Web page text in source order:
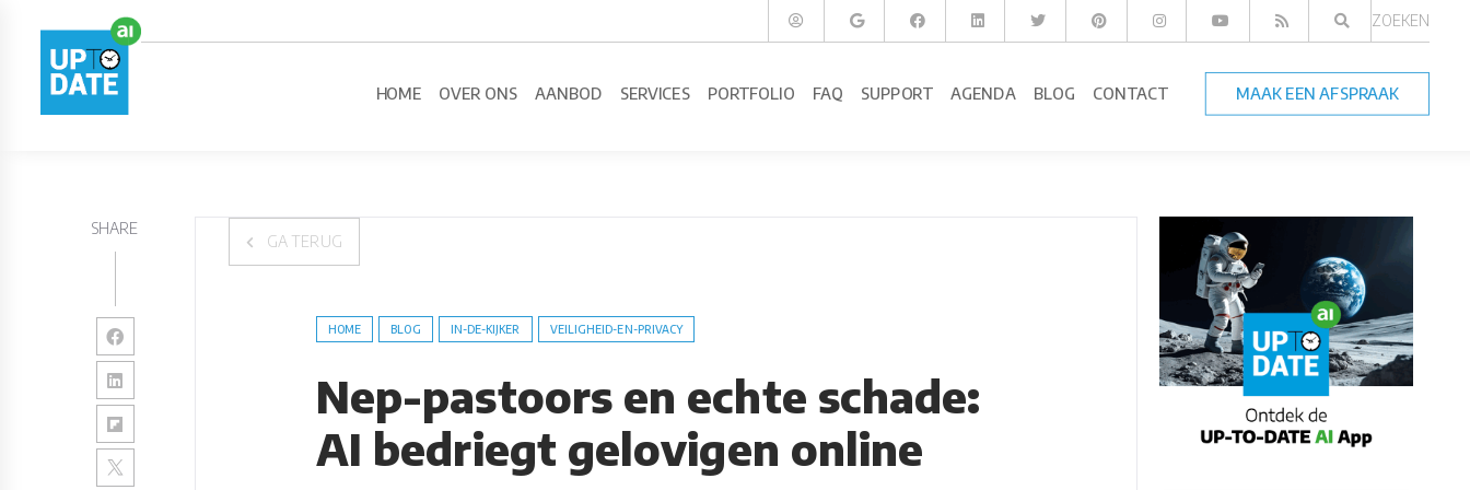
ZOEKEN
HOME OVER ONS AANBOD SERVICES PORTFOLIO FAQ SUPPORT AGENDA BLOG CONTACT MAAK EEN AFSPRAAK
SHARE
GA TERUG
HOME BLOG IN-DE-KIJKER VEILIGHEID-EN-PRIVACY
Nep-pastoors en echte schade:
AI bedriegt gelovigen online